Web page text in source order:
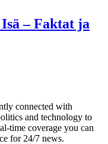
– Faktat ja
connected with
and technology to
time coverage you can
for 24/7 news.